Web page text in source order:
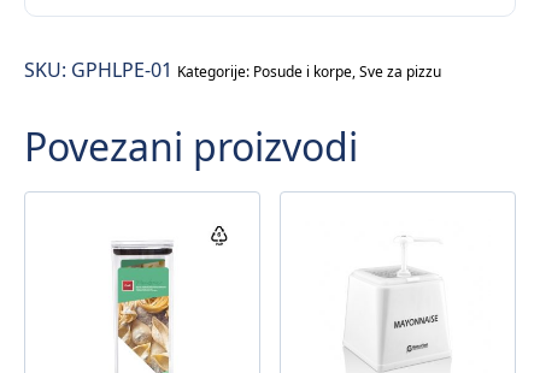
lodnu
tijesto
SKU: GPHLPE-01 Kategorije: Posude i korpe,Sve za pizzu
Povezani proizvodi